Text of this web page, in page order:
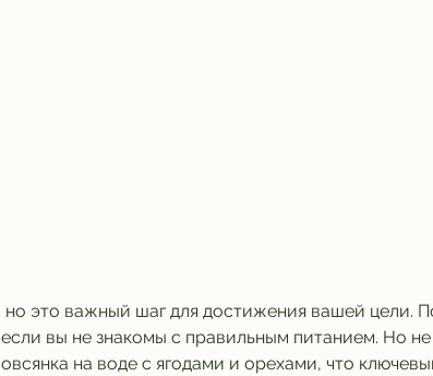
если вы не знакомы с правильным питанием. Но
овсянка на воде с ягодами и орехами, что